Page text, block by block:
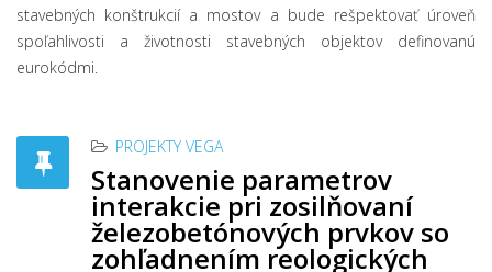
stavebných konštrukcií a mostov a bude rešpektovať úroveň
spoľahlivosti a životnosti stavebných objektov definovanú
eurokódmi.
PROJEKTY VEGA
Stanovenie parametrov
interakcie pri zosilňovaní
železobetónových prvkov so
zohľadnením reologických